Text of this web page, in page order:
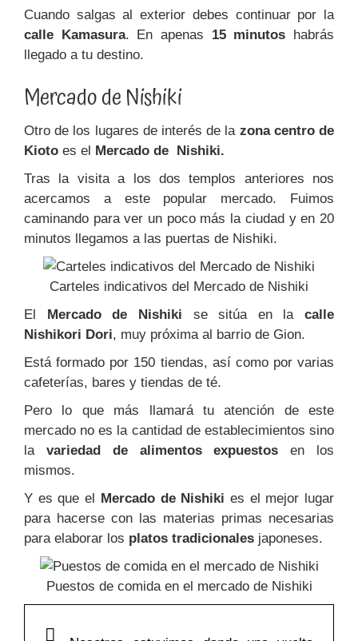
Cuando salgas al exterior debes continuar por la
calle Kamasura. En apenas 15 minutos habrás
llegado a tu destino.
Mercado de Nishiki
Otro de los lugares de interés de lazona centro de
Kioto es el Mercado de Nishiki.
Tras la visita a los dos templos anteriores nos
acercamos a este popular mercado. Fuimos
caminando para ver un poco más la ciudad y en 20
minutos llegamos a las puertas de Nishiki.
Carteles indicativos del Mercado de Nishiki
El Mercado de Nishiki se sitúa en lacalle
Nishikori Dori, muy próxima al barrio de Gion.
Está formado por 150 tiendas, así como por varias
cafeterías, bares y tiendas de té.
Pero lo que más llamará tu atención de este
mercado no es la cantidad de establecimientos sino
la variedad de alimentos expuestos en los
mismos.
Y es que el Mercado de Nishiki es el mejor lugar
para hacerse con las materias primas necesarias
para elaborar los platos tradicionales japoneses.
Puestos de comida en el mercado de Nishiki